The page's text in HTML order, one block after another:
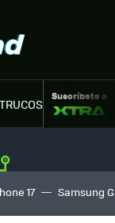
TRUCOS MOTOR
Suscríbete a
17 Samsung